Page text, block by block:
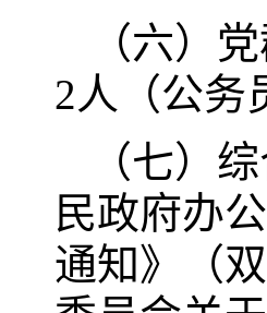
（六）
2人（公务
（七）
民政府办
通知》（